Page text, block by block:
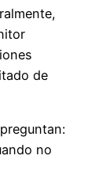
de
no